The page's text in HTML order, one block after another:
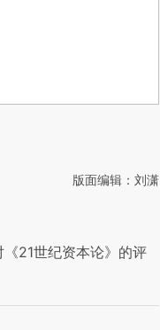
版面编辑：刘潇
21世纪资本论》的评